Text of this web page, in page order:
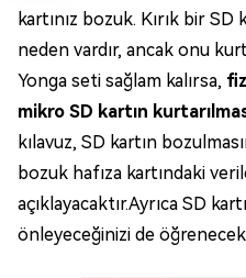
kartınız bozuk. Kırık bir SD
neden vardır, ancak onu
Yonga seti sağlam kalırsa,
mikro SD kartın
kılavuz, SD kartın
bozuk hafıza kartındaki
açıklayacaktır.Ayrıca SD
önleyeceğinizi de